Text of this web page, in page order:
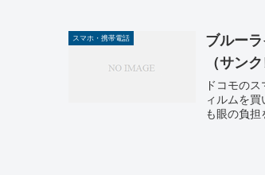
スマホ・携帯電話
ブルー
（サン
ドコモの
ィルムを
も眼の負